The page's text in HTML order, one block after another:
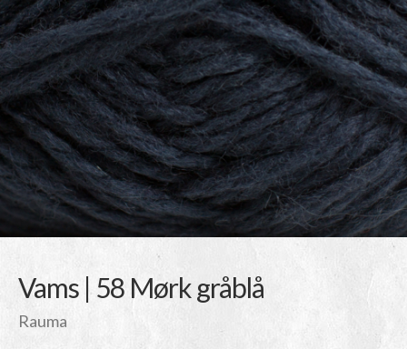
Vams | 58 Mørk gråblå
Rauma